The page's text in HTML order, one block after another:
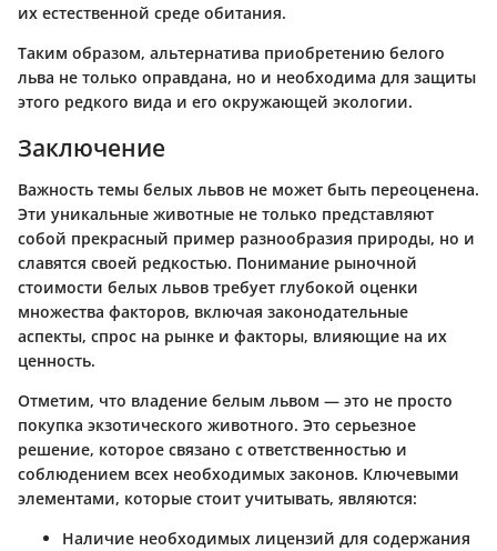
их естественной среде обитания.
Таким образом, альтернатива приобретению белого
льва не только оправдана, но и необходима для защиты
этого редкого вида и его окружающей экологии.
Заключение
Важность темы белых львов не может быть переоценена.
Эти уникальные животные не только представляют
собой прекрасный пример разнообразия природы, но и
славятся своей редкостью. Понимание рыночной
стоимости белых львов требует глубокой оценки
множества факторов, включая законодательные
аспекты, спрос на рынке и факторы, влияющие на их
ценность.
Отметим, что владение белым львом — это не просто
покупка экзотического животного. Это серьезное
решение, которое связано с ответственностью и
соблюдением всех необходимых законов. Ключевыми
элементами, которые стоит учитывать, являются:
Наличие необходимых лицензий для содержания